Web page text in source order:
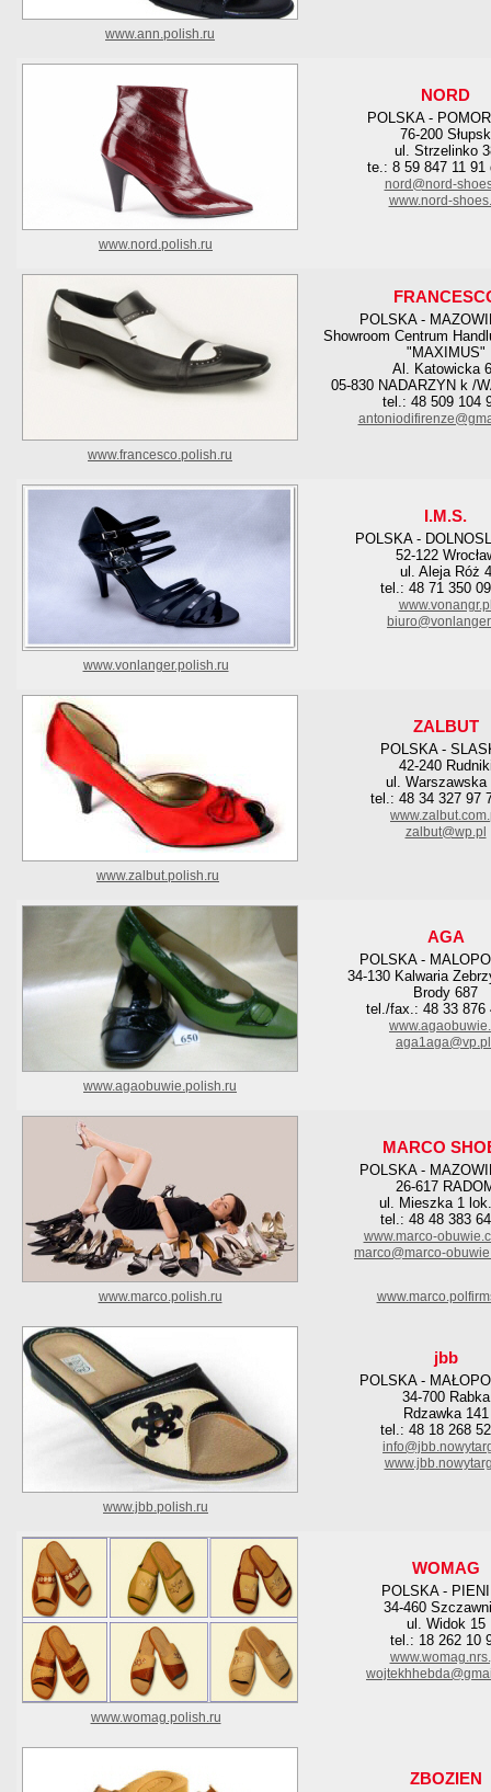
www.ann.polish.ru
NORD
POLSKA -
76-200 Słupsk
ul. Strzelinko
te.: 8 59 847 11 91
nord@nord-
www.nord-
www.nord.polish.ru
POLSKA -
Showroom Centrum
"MAXIMUS"
Al. Katowicka
05-830 NADARZYN k /
tel.: 48 509 104
www.francesco.polish.ru
I.M.S.
POLSKA -
52-122
ul. Aleja Róż 4
tel.: 48 71 350
www.vonlanger.polish.ru
ZALBUT
POLSKA -
42-240
ul. Warszawska
tel.: 48 34 327 97
zalbut@wp.pl
www.zalbut.polish.ru
AGA
POLSKA -
34-130 Kalwaria
Brody 687
tel./fax.: 48 33 876
aga1aga@vp.pl
www.agaobuwie.polish.ru
MARCO
POLSKA -
26-617
ul. Mieszka 1
tel.: 48 48 383
www.marco-
marco@marco-
www.marco.polish.ru
jbb
POLSKA -
34-700 Rabka
Rdzawka 141
tel.: 48 18 268
www.jbb.polish.ru
WOMAG
POLSKA -
34-460
ul. Widok 15
tel.: 18 262 10
www.womag.polish.ru
ZBOZIEN